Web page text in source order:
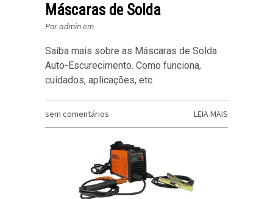
Máscaras de Solda
Por admin em
Saiba mais sobre as Máscaras de Solda
Auto-Escurecimento. Como funciona,
cuidados, aplicações, etc.
sem comentários LEIA MAIS